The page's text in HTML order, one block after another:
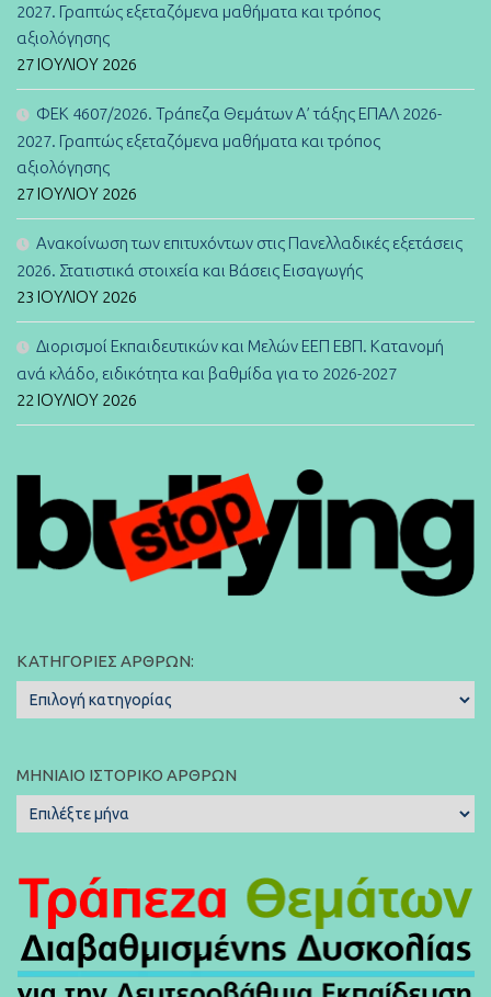
2027. Γραπτώς εξεταζόμενα μαθήματα και τρόπος
αξιολόγησης
27 ΙΟΥΛΊΟΥ 2026
ΦΕΚ 4607/2026. Τράπεζα Θεμάτων Α’ τάξης ΕΠΑΛ 2026-
2027. Γραπτώς εξεταζόμενα μαθήματα και τρόπος
αξιολόγησης
27 ΙΟΥΛΊΟΥ 2026
Ανακοίνωση των επιτυχόντων στις Πανελλαδικές εξετάσεις
2026. Στατιστικά στοιχεία και Βάσεις Εισαγωγής
23 ΙΟΥΛΊΟΥ 2026
Διορισμοί Εκπαιδευτικών και Μελών ΕΕΠ ΕΒΠ. Κατανομή
ανά κλάδο, ειδικότητα και βαθμίδα για το 2026-2027
22 ΙΟΥΛΊΟΥ 2026
ΚΑΤΗΓΟΡΊΕΣ ΆΡΘΡΩΝ:
Κατηγορίες
Άρθρων:
ΜΗΝΙΑΊΟ ΙΣΤΟΡΙΚΌ ΆΡΘΡΩΝ
Μηνιαίο
Ιστορικό